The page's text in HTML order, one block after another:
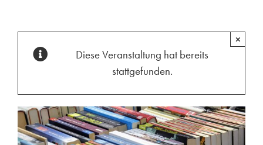
Diese Veranstaltung hat bereits
stattgefunden.
×